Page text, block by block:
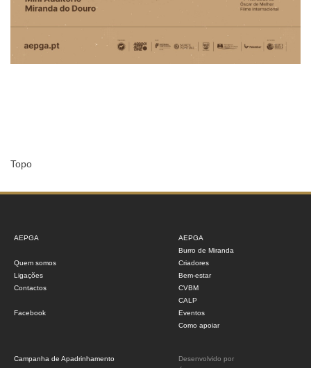
Topo
AEPGA
Quem somos
Ligações
Contactos
Facebook
AEPGA
Burro de Miranda
Criadores
Bem-estar
CVBM
CALP
Eventos
Como apoiar
Campanha de Apadrinhamento
Desenvolvido por